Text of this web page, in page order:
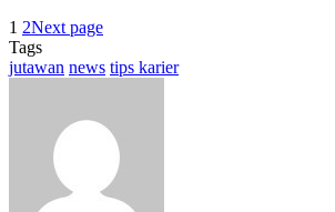
1 2Next page
Tags
jutawan news tips karier